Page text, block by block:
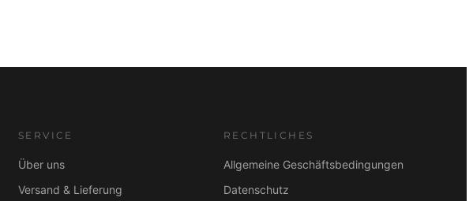
SERVICE
Über uns
Versand & Lieferung
RECHTLICHES
Allgemeine Geschäftsbedingungen
Datenschutz